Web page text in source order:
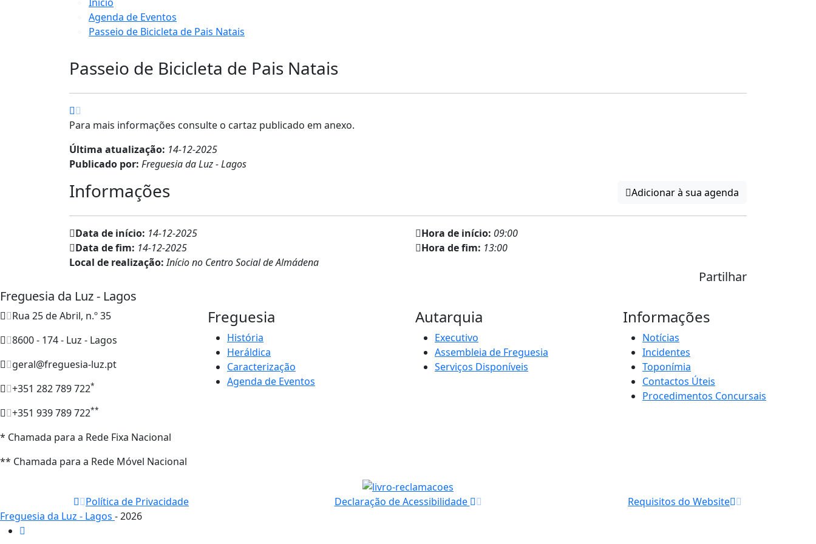
Agenda de Eventos
Passeio de Bicicleta de Pais Natais
Passeio de Bicicleta de Pais Natais
Para mais informações consulte o cartaz publicado em anexo.
Última atualização: 14-12-2025
Publicado por: Freguesia da Luz - Lagos
Informações Adicionar à sua agenda
Data de início: 14-12-2025 Hora de início: 09:00
Data de fim: 14-12-2025 Hora de fim: 13:00
Local de realização:Início no Centro Social de Almádena
Partilhar
Freguesia da Luz - Lagos
Rua 25 de Abril, n.º 35
8600 - 174 - Luz - Lagos
geral@freguesia-luz.pt
+351 282 789 722*
+351 939 789 722**
* Chamada para a Rede Fixa Nacional
** Chamada para a Rede Móvel Nacional
Freguesia
História
Heráldica
Caracterização
Agenda de Eventos
Autarquia
Executivo
Assembleia de Freguesia
Serviços Disponíveis
Informações
Notícias
Incidentes
Toponímia
Contactos Úteis
Procedimentos Concursais
Política de Privacidade Declaração de Acessibilidade
Requisitos do Website
Freguesia da Luz - Lagos - 2026